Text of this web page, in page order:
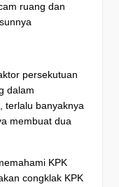
ruang dan
persekutuan
dalam
terlalu banyaknya
membuat dua
KPK
congklak KPK